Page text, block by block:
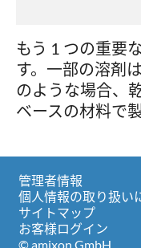
もう 1 つの重要
す。一部の溶剤
のような場合、
ベースの材料で
管理者情報
個人情報の取り扱い
サイトマップ
お客様ログイン
© amixon GmbH